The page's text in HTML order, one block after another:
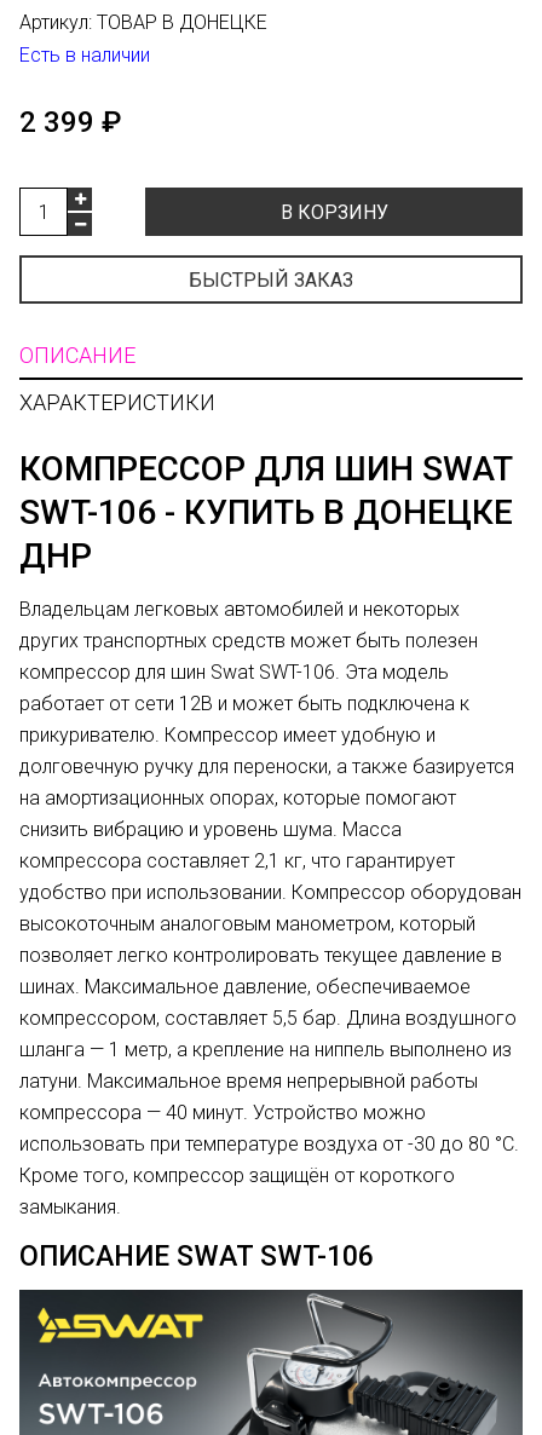
Артикул: ТОВАР В ДОНЕЦКЕ
Есть в наличии
2 399 ₽
В КОРЗИНУ
БЫСТРЫЙ ЗАКАЗ
ОПИСАНИЕ
ХАРАКТЕРИСТИКИ
КОМПРЕССОР ДЛЯ ШИН SWAT
SWT-106 - КУПИТЬ В ДОНЕЦКЕ
ДНР
Владельцам легковых автомобилей и некоторых
других транспортных средств может быть полезен
компрессор для шин Swat SWT-106. Эта модель
работает от сети 12В и может быть подключена к
прикуривателю. Компрессор имеет удобную и
долговечную ручку для переноски, а также базируется
на амортизационных опорах, которые помогают
снизить вибрацию и уровень шума. Масса
компрессора составляет 2,1 кг, что гарантирует
удобство при использовании. Компрессор оборудован
высокоточным аналоговым манометром, который
позволяет легко контролировать текущее давление в
шинах. Максимальное давление, обеспечиваемое
компрессором, составляет 5,5 бар. Длина воздушного
шланга — 1 метр, а крепление на ниппель выполнено из
латуни. Максимальное время непрерывной работы
компрессора — 40 минут. Устройство можно
использовать при температуре воздуха от -30 до 80 °C.
Кроме того, компрессор защищён от короткого
замыкания.
ОПИСАНИЕ SWAT SWT-106